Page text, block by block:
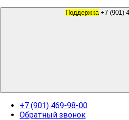
Поддержка
+7 (901) 469-98-00
Обратный звонок